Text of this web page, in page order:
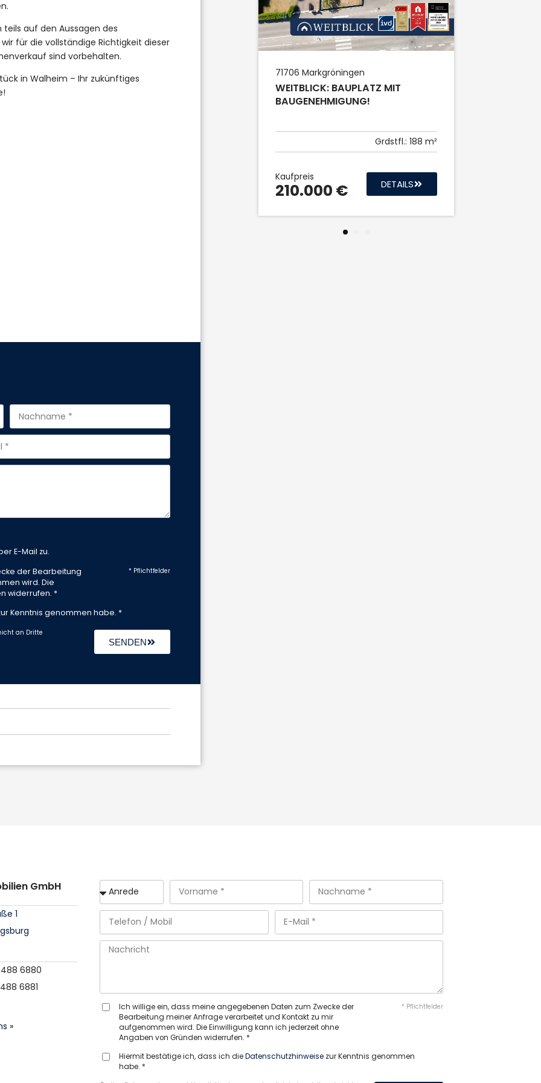
auf den Aussagen des
für die vollständige Richtigkeit dieser
sind vorbehalten.
in Walheim – Ihr zukünftiges
E-Mail zu.
der Bearbeitung
wird. Die
widerrufen. *
* Pflichtfelder
Kenntnis genommen habe. *
an Dritte
SENDEN
1
Kaufpreis
649.000 €
71706 Markgröningen
WEITBLICK: BAUPLATZ MIT
BAUGENEHMIGUNG!
Grdstfl.: 188 m²
Kaufpreis
210.000 € DETAILS
GmbH
1
488 6880
6881
»
Ich willige ein, dass meine angegebenen Daten zum Zwecke der
Bearbeitung meiner Anfrage verarbeitet und Kontakt zu mir
aufgenommen wird. Die Einwilligung kann ich jederzeit ohne
Angaben von Gründen widerrufen. *
* Pflichtfelder
Hiermit bestätige ich, dass ich dieDatenschutzhinweise zur Kenntnis genommen
habe. *